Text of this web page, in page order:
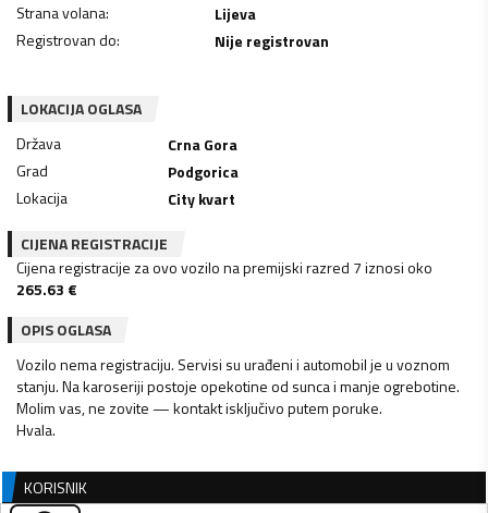
Strana volana:
Lijeva
Registrovan do: Nije registrovan
LOKACIJA OGLASA
Država
Crna Gora
Grad
Podgorica
Lokacija
City kvart
CIJENA REGISTRACIJE
Cijena registracije za ovo vozilo na premijski razred 7 iznosi oko
265.63 €
OPIS OGLASA
Vozilo nema registraciju. Servisi su urađeni i automobil je u voznom
stanju. Na karoseriji postoje opekotine od sunca i manje ogrebotine.
Molim vas, ne zovite — kontakt isključivo putem poruke.
Hvala.
KORISNIK